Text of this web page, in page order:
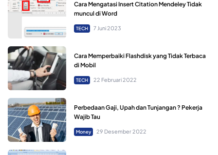
Cara Mengatasi Insert Citation Mendeley Tidak
muncul di Word
TECH 7 Juni 2023
Cara Memperbaiki Flashdisk yang Tidak Terbaca
di Mobil
TECH 22 Februari 2022
Perbedaan Gaji, Upah dan Tunjangan ? Pekerja
Wajib Tau
Money 29 Desember 2022